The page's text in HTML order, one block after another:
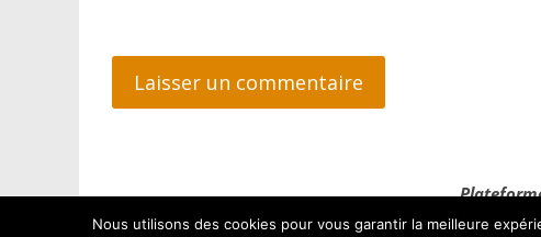
Nous utilisons des cookies pour vous garantir la meilleure